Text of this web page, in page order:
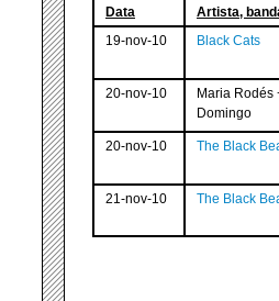
Data Artista,
19-nov-10
Black Cats
20-nov-10
Maria Rodés
Domingo
20-nov-10 The Black
21-nov-10 The Black